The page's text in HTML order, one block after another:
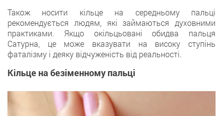
Також носити кільце на середньому пальці
рекомендується людям, які займаються духовними
практиками. Якщо окільцьовані обидва пальця
Сатурна, це може вказувати на високу ступінь
фаталізму і деяку відчуженість від реальності.
Кільце на безіменному пальці